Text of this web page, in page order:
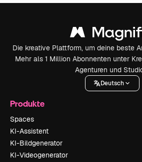
Die kreative Plattform, um deine beste
Mehr als 1 Million Abonnenten unter
Agenturen und
Deutsch
Produkte
Spaces
KI-Assistent
KI-Bildgenerator
KI-Videogenerator